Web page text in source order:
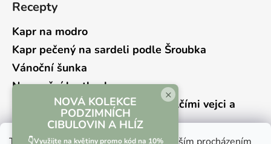
Recepty
Kapr na modro
Kapr pečený na sardeli podle Šroubka
Vánoční šunka
Novoroční hrstkovka
Lehký bramborový salát s křepelčími vejci a
kyselou okurkou
×
NOVÁ KOLEKCE
PODZIMNÍCH
CIBULOVIN A HLÍZ
👇Využijte na květiny promo kód na 10%